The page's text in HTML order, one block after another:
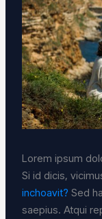
Lorem ipsum
Si id dicis,
inchoavit? Sed
saepius. Atqui